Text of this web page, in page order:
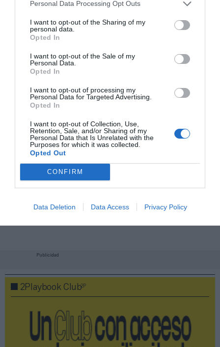
Personal Data Processing Opt Outs
I want to opt-out of the Sharing of my
personal data.
Opted In
I want to opt-out of the Sale of my
Personal Data.
Opted In
I want to opt-out of processing my
Personal Data for Targeted Advertising.
Opted In
I want to opt-out of Collection, Use,
Retention, Sale, and/or Sharing of my
Personal Data that Is Unrelated with the
Purposes for which it was collected.
Opted Out
CONFIRM
Data Deletion Data Access Privacy Policy
Índex2P
contratos de las ligas europeas y norteamericanas de
tipología de activos, marcas, categorías de producto y
valor económico aproximado de cada acuerdo. Si
través deintelligence@2playbook.com
de forma gratuita
Mantente informado con las últimas noticias de actualidad.
Compartir
Imprimir
Publicidad
2Playbook Club2P